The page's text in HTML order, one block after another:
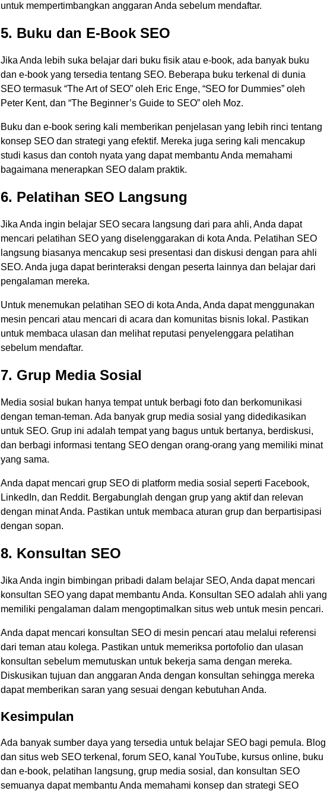
untuk mempertimbangkan anggaran Anda sebelum mendaftar.
5. Buku dan E-Book SEO
Jika Anda lebih suka belajar dari buku fisik atau e-book, ada banyak buku
dan e-book yang tersedia tentang SEO. Beberapa buku terkenal di dunia
SEO termasuk “The Art of SEO” oleh Eric Enge, “SEO for Dummies” oleh
Peter Kent, dan “The Beginner’s Guide to SEO” oleh Moz.
Buku dan e-book sering kali memberikan penjelasan yang lebih rinci tentang
konsep SEO dan strategi yang efektif. Mereka juga sering kali mencakup
studi kasus dan contoh nyata yang dapat membantu Anda memahami
bagaimana menerapkan SEO dalam praktik.
6. Pelatihan SEO Langsung
Jika Anda ingin belajar SEO secara langsung dari para ahli, Anda dapat
mencari pelatihan SEO yang diselenggarakan di kota Anda. Pelatihan SEO
langsung biasanya mencakup sesi presentasi dan diskusi dengan para ahli
SEO. Anda juga dapat berinteraksi dengan peserta lainnya dan belajar dari
pengalaman mereka.
Untuk menemukan pelatihan SEO di kota Anda, Anda dapat menggunakan
mesin pencari atau mencari di acara dan komunitas bisnis lokal. Pastikan
untuk membaca ulasan dan melihat reputasi penyelenggara pelatihan
sebelum mendaftar.
7. Grup Media Sosial
Media sosial bukan hanya tempat untuk berbagi foto dan berkomunikasi
dengan teman-teman. Ada banyak grup media sosial yang didedikasikan
untuk SEO. Grup ini adalah tempat yang bagus untuk bertanya, berdiskusi,
dan berbagi informasi tentang SEO dengan orang-orang yang memiliki minat
yang sama.
Anda dapat mencari grup SEO di platform media sosial seperti Facebook,
LinkedIn, dan Reddit. Bergabunglah dengan grup yang aktif dan relevan
dengan minat Anda. Pastikan untuk membaca aturan grup dan berpartisipasi
dengan sopan.
8. Konsultan SEO
Jika Anda ingin bimbingan pribadi dalam belajar SEO, Anda dapat mencari
konsultan SEO yang dapat membantu Anda. Konsultan SEO adalah ahli yang
memiliki pengalaman dalam mengoptimalkan situs web untuk mesin pencari.
Anda dapat mencari konsultan SEO di mesin pencari atau melalui referensi
dari teman atau kolega. Pastikan untuk memeriksa portofolio dan ulasan
konsultan sebelum memutuskan untuk bekerja sama dengan mereka.
Diskusikan tujuan dan anggaran Anda dengan konsultan sehingga mereka
dapat memberikan saran yang sesuai dengan kebutuhan Anda.
Kesimpulan
Ada banyak sumber daya yang tersedia untuk belajar SEO bagi pemula. Blog
dan situs web SEO terkenal, forum SEO, kanal YouTube, kursus online, buku
dan e-book, pelatihan langsung, grup media sosial, dan konsultan SEO
semuanya dapat membantu Anda memahami konsep dan strategi SEO